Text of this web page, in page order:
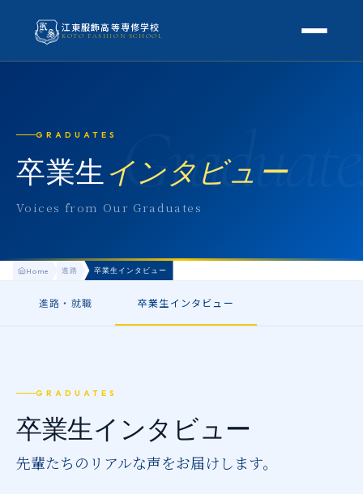
江東服飾高等専修学校
KOTO FASHION SCHOOL
校長挨拶
高等専修学校とは
地方学生の方へ
よくある質問
授業内容
スクールライフ
年間行事
KOTO COLLECTION
進路
入学案内
募集要項
オープンキャンパス
GRADUATES
卒業生インタビュー
Voices from Our Graduates
Home 進路 卒業生インタビュー
進路・就職 卒業生インタビュー
GRADUATES
卒業生インタビュー
先輩たちのリアルな声をお届けします。